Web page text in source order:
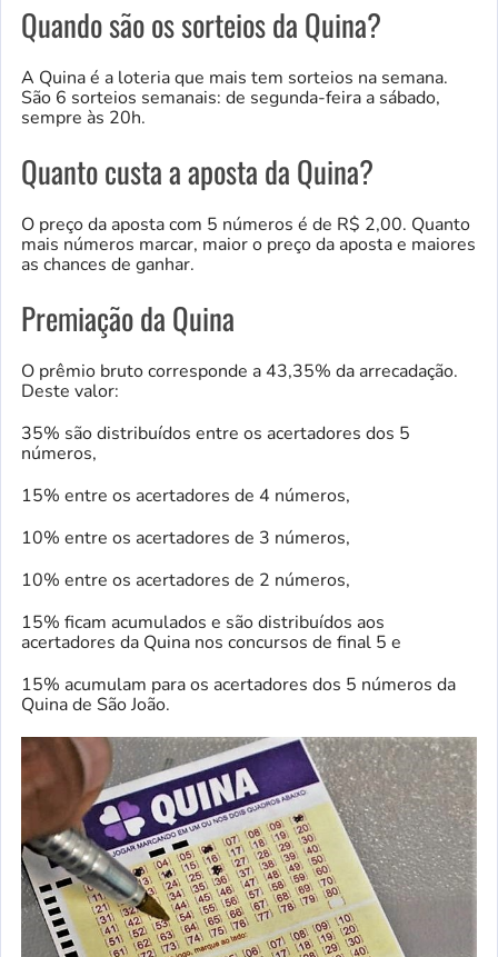
Quando são os sorteios da Quina?
A Quina é a loteria que mais tem sorteios na semana.
São 6 sorteios semanais: de segunda-feira a sábado,
sempre às 20h.
Quanto custa a aposta da Quina?
O preço da aposta com 5 números é de R$ 2,00. Quanto
mais números marcar, maior o preço da aposta e maiores
as chances de ganhar.
Premiação da Quina
O prêmio bruto corresponde a 43,35% da arrecadação.
Deste valor:
35% são distribuídos entre os acertadores dos 5
números,
15% entre os acertadores de 4 números,
10% entre os acertadores de 3 números,
10% entre os acertadores de 2 números,
15% ficam acumulados e são distribuídos aos
acertadores da Quina nos concursos de final 5 e
15% acumulam para os acertadores dos 5 números da
Quina de São João.